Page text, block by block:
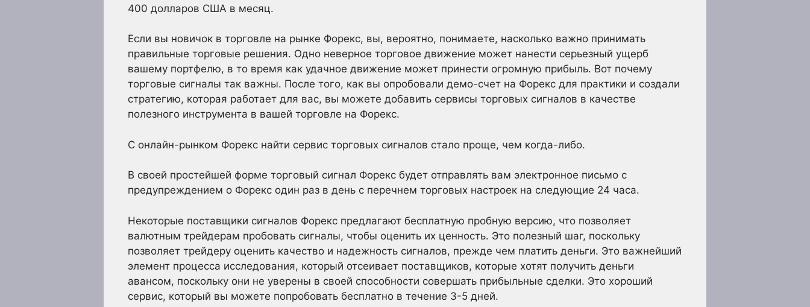
400 долларов США в месяц.
Если вы новичок в торговле на рынке Форекс, вы, вероятно, понимаете, насколько важно принимать
правильные торговые решения. Одно неверное торговое движение может нанести серьезный ущерб
вашему портфелю, в то время как удачное движение может принести огромную прибыль. Вот почему
торговые сигналы так важны. После того, как вы опробовали демо-счет на Форекс для практики и создали
стратегию, которая работает для вас, вы можете добавить сервисы торговых сигналов в качестве
полезного инструмента в вашей торговле на Форекс.
С онлайн-рынком Форекс найти сервис торговых сигналов стало проще, чем когда-либо.
В своей простейшей форме торговый сигнал Форекс будет отправлять вам электронное письмо с
предупреждением о Форекс один раз в день с перечнем торговых настроек на следующие 24 часа.
Некоторые поставщики сигналов Форекс предлагают бесплатную пробную версию, что позволяет
валютным трейдерам пробовать сигналы, чтобы оценить их ценность. Это полезный шаг, поскольку
позволяет трейдеру оценить качество и надежность сигналов, прежде чем платить деньги. Это важнейший
элемент процесса исследования, который отсеивает поставщиков, которые хотят получить деньги
авансом, поскольку они не уверены в своей способности совершать прибыльные сделки. Это хороший
сервис, который вы можете попробовать бесплатно в течение 3-5 дней.